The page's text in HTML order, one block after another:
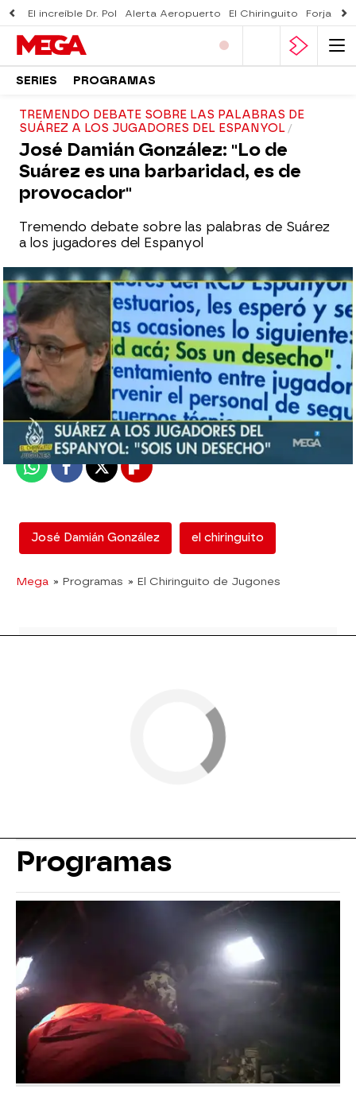
El increíble Dr. Pol Alerta Aeropuerto El Chiringuito Forjado
SERIES PROGRAMAS
TREMENDO DEBATE SOBRE LAS PALABRAS DE
SUÁREZ A LOS JUGADORES DEL ESPANYOL
José Damián González: "Lo de
Suárez es una barbaridad, es de
provocador"
Tremendo debate sobre las palabras de Suárez
a los jugadores del Espanyol
mega
Madrid
Publicado:12 de febrero de 2018, 12:55
WhatsappFacebook
X Flipboard
José Damián González el chiringuito
Mega » Programas » El Chiringuito de Jugones
Programas